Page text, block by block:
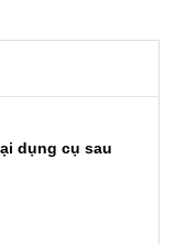
dụng cụ sau